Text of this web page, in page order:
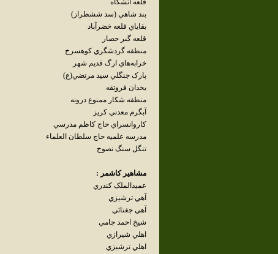
قلعه آتشگاه
بند شاهي (سد ششطراز)
بقاياي قلعه خضرآباد
قلعه گبر حصار
منطقه گردشگري کوهسرخ
خرابه‌هاي ارگ قديم شهر
پارک جنگلي سيد مرتضي(ع)
يخدان فروتقه
منطقه شکار ممنوع درونه
آبگرم معدني کريز
کاروانسراي حاج کاظم مدرسي
مدرسه علميه حاج سلطان العلماء
تنگل سنگ نصوخ
مشاهير کاشمر :
عميدالملک کندري
آهي ترشيزي
آهي جغتائي
شيخ احمد جامي
اهلي شيرازي
اهلي ترشيزي